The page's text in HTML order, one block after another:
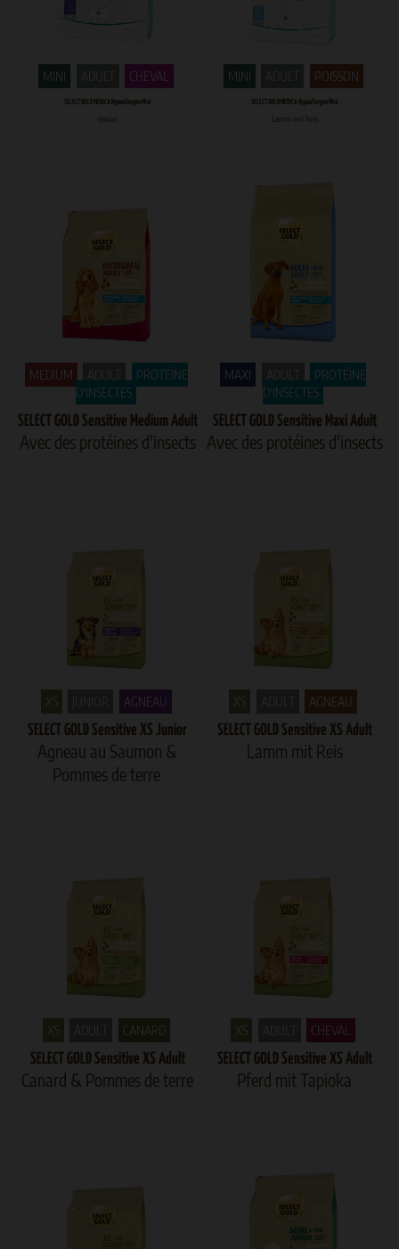
MINI CHEVAL
SELECT GOLD MEDICA Hypoallergen Mini
cheval
MINI POISSON
SELECT GOLD MEDICA Hypoallergen Mini
Lamm mit Reis
MEDIUM
PROTÉINE
D'INSECTES
SELECT GOLD Sensitive Medium Adult
Avec des protéines d'insects
MAXI
PROTÉINE
D'INSECTES
SELECT GOLD Sensitive Maxi Adult
Avec des protéines d'insects
XS AGNEAU
SELECT GOLD Sensitive XS Junior
Agneau au Saumon &
Pommes de terre
XS AGNEAU
SELECT GOLD Sensitive XS Adult
Lamm mit Reis
XS CANARD
SELECT GOLD Sensitive XS Adult
Canard & Pommes de terre
XS CHEVAL
SELECT GOLD Sensitive XS Adult
Pferd mit Tapioka